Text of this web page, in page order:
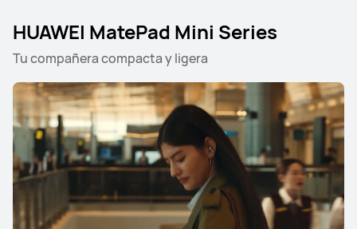
HUAWEI MatePad Mini Series
Tu compañera compacta y ligera